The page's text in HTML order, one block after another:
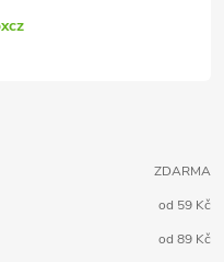
ZDARMA
od 59 Kč
od 89 Kč